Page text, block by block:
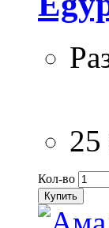
25
Кол-во
Купить